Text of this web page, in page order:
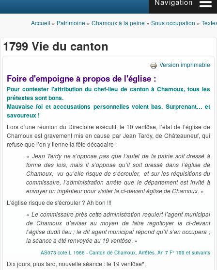
Vous êtes ici
Accueil » Patrimoine » Chamoux à la peine » Sous occupation »
1799 Vie du canton
Version imprimable
Foire d'empoigne à propos de l'église :
Pour contester l'attribution du chef-lieu de canton à Chamoux, tous les
prétextes sont bons.
Mauvaise foi et acccusations personnelles volent bas. Surprenant… et
savoureux !
Lors d‘une réunion du Directoire exécutif, le 10 ventôse, l’état de l’église de
Chamoux est gravement mis en cause par Jean Tardy, de Châteauneuf, qui
refuse que l’on y tienne la fête décadaire :
« Jean Tardy ne s’oppose pas que l’autel de la patrie soit dressé à
forme des lois, mais il s’oppose qu’il soit dressé dans l’église de
Chamoux, vu qu’elle risque de s’écrouler, et sur les réquisitions du
commissaire, l’administration arrête que le département est invité à
envoyer un ingénieur pour visiter la ci-devant église de Chamoux. »
L'église risque de s'écrouler ? Ah bon !!!
« Le commissaire près cette administration requiert l’agent municipal
de Chamoux d’aviser au moyen de faire regottoyer la ci-devant
l’église dudit lieu ; le dit agent municipal répond qu’il s’en occupera ;
la séance a été renvoyée au 19 ventôse. »
AS073 cote L 1966 - Canton de Chamoux. Arrêtés. An 7 F° 199 et suivants
Dix jours, plus tard, nouvelle séance : le 19 ventôse*,